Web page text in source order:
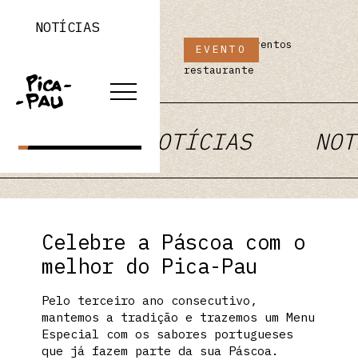
NOTÍCIAS
LOJA ONLINE
Artigos e eventos
do nosso
restaurante
EVENTO
NOTÍCIAS
Celebre a Páscoa com o
melhor do Pica-Pau
Pelo terceiro ano consecutivo,
mantemos a tradição e trazemos um Menu
Especial com os sabores portugueses
que já fazem parte da sua Páscoa.